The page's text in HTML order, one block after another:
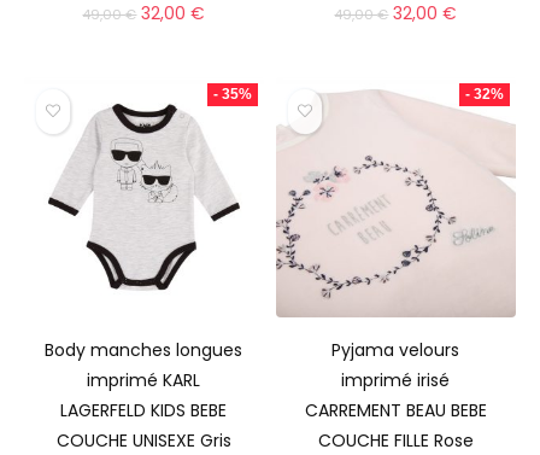
49,00€ 32,00€ 49,00€ 32,00€
- 35%
Body manches longues
imprimé KARL
LAGERFELD KIDS BEBE
COUCHE UNISEXE Gris
- 32%
Pyjama velours
imprimé irisé
CARREMENT BEAU BEBE
COUCHE FILLE Rose